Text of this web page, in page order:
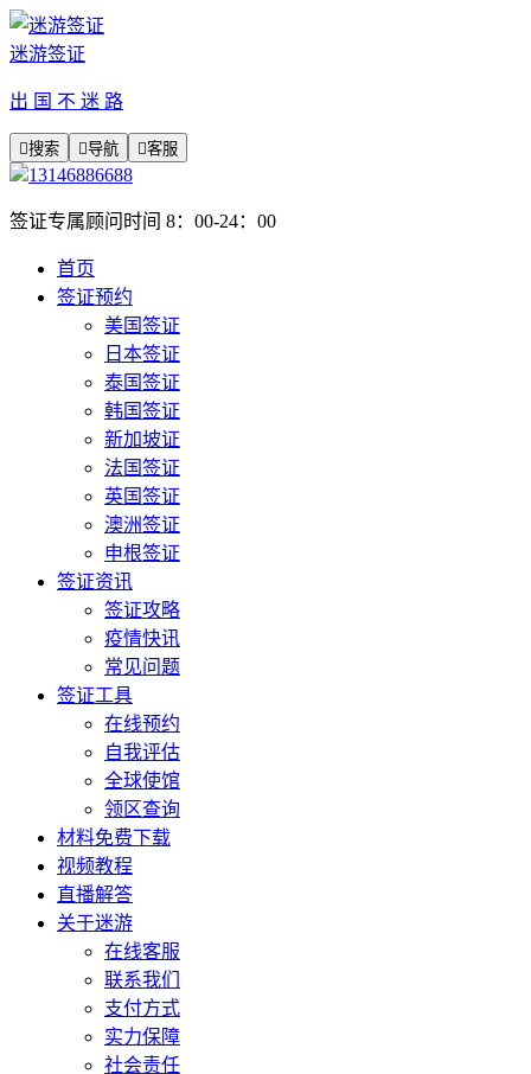
迷游签证
出 国 不 迷 路
搜索 导航 客服
13146886688
签证专属顾问时间 8：00-24：00
首页
签证预约
美国签证
日本签证
泰国签证
韩国签证
新加坡证
法国签证
英国签证
澳洲签证
申根签证
签证资讯
签证攻略
疫情快讯
常见问题
签证工具
在线预约
自我评估
全球使馆
领区查询
材料免费下载
视频教程
直播解答
关于迷游
在线客服
联系我们
支付方式
实力保障
社会责任